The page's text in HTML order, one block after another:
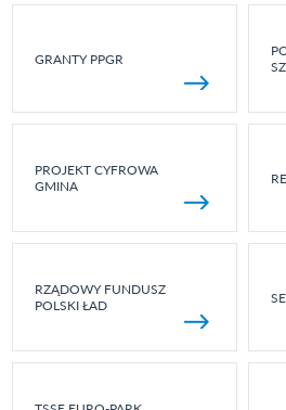
GRANTY PPGR
PROJEKT CYFROWA
GMINA
RZĄDOWY FUNDUSZ
POLSKI ŁAD